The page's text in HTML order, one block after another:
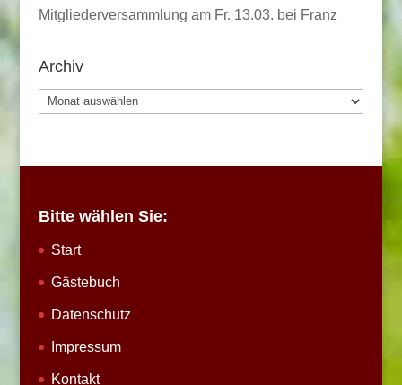
Mitgliederversammlung am Fr. 13.03. bei Franz
Archiv
Archiv
Bitte wählen Sie:
Start
Gästebuch
Datenschutz
Impressum
Kontakt